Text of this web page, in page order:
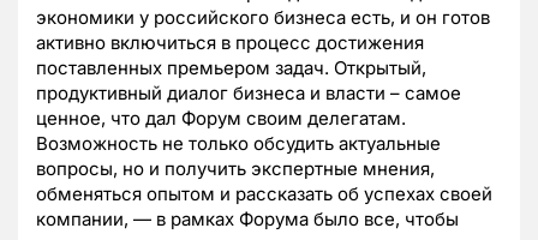
экономики у российского бизнеса есть, и он готов
активно включиться в процесс достижения
поставленных премьером задач. Открытый,
продуктивный диалог бизнеса и власти – самое
ценное, что дал Форум своим делегатам.
Возможность не только обсудить актуальные
вопросы, но и получить экспертные мнения,
обменяться опытом и рассказать об успехах своей
компании, — в рамках Форума было все, чтобы